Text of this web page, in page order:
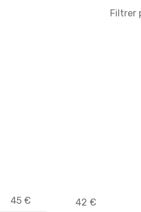
Filtrer
45 € 42 €